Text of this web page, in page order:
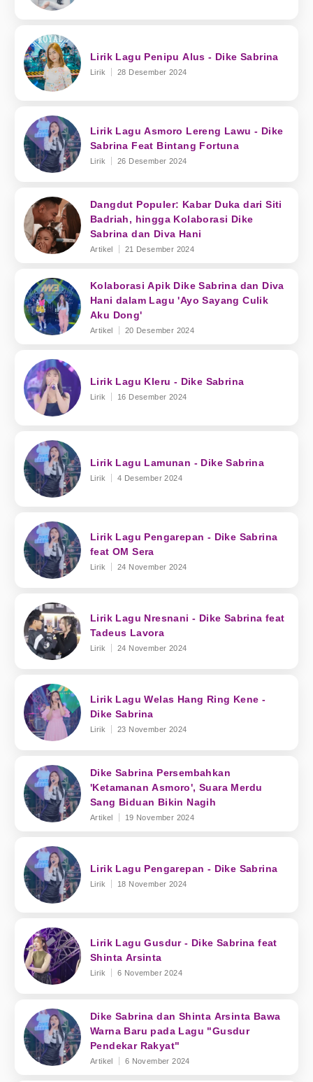
Lirik Lagu Penipu Alus - Dike Sabrina
Lirik 28 Desember 2024
Lirik Lagu Asmoro Lereng Lawu - Dike
Sabrina Feat Bintang Fortuna
Lirik 26 Desember 2024
Dangdut Populer: Kabar Duka dari Siti
Badriah, hingga Kolaborasi Dike
Sabrina dan Diva Hani
Artikel 21 Desember 2024
Kolaborasi Apik Dike Sabrina dan Diva
Hani dalam Lagu 'Ayo Sayang Culik
Aku Dong'
Artikel 20 Desember 2024
Lirik Lagu Kleru - Dike Sabrina
Lirik 16 Desember 2024
Lirik Lagu Lamunan - Dike Sabrina
Lirik 4 Desember 2024
Lirik Lagu Pengarepan - Dike Sabrina
feat OM Sera
Lirik 24 November 2024
Lirik Lagu Nresnani - Dike Sabrina feat
Tadeus Lavora
Lirik 24 November 2024
Lirik Lagu Welas Hang Ring Kene -
Dike Sabrina
Lirik 23 November 2024
Dike Sabrina Persembahkan
'Ketamanan Asmoro', Suara Merdu
Sang Biduan Bikin Nagih
Artikel 19 November 2024
Lirik Lagu Pengarepan - Dike Sabrina
Lirik 18 November 2024
Lirik Lagu Gusdur - Dike Sabrina feat
Shinta Arsinta
Lirik 6 November 2024
Dike Sabrina dan Shinta Arsinta Bawa
Warna Baru pada Lagu "Gusdur
Pendekar Rakyat"
Artikel 6 November 2024